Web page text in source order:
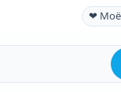
❤ Моё